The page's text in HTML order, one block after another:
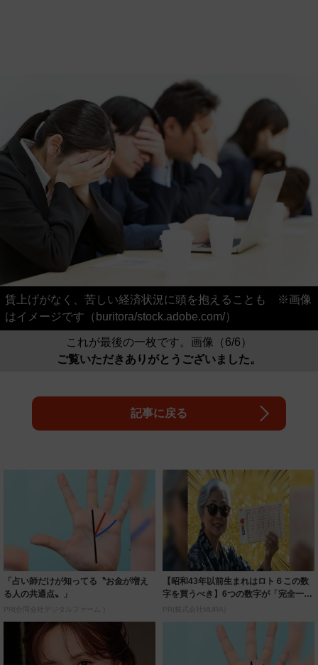
賃上げがなく、苦しい経済状況に頭を抱えることも ※画像
はイメージです（buritora/stock.adobe.com/）
これが最後の一枚です。画像（6/6）
ご覧いただきありがとうございました。
記事に戻る
「占い師だけが知ってる〝お金が増え
る人の共通点〟」
PR(合同会社デジタルファーム )
【昭和43年以前生まれはロト６この数
字を買うべき】6つの数字が「完全一
致」する方...
PR(株式会社MURA)